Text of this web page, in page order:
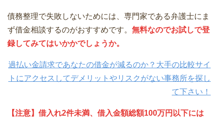
債務整理で失敗しないためには、専門家である弁護士にま
ず借金相談するのがおすすめです。 無料なのでお試しで登
録してみてはいかかでしょうか。
過払い金請求であなたの借金が減るのか？大手の比較サイ
トにアクセスしてデメリットやリスクがない事務所を探し
て下さい！
【注意】借入れ2件未満、借入金額総額100万円以下には